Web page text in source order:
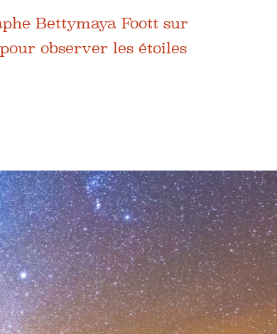
Bettymaya Foott sur
observer les étoiles